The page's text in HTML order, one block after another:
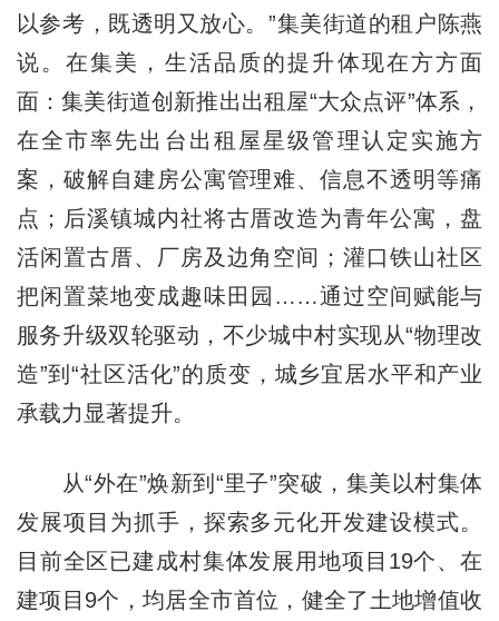
以参考，既透明又放心。”集美街道的租户陈燕
说。在集美，生活品质的提升体现在方方面
面：集美街道创新推出出租屋“大众点评”体系，
在全市率先出台出租屋星级管理认定实施方
案，破解自建房公寓管理难、信息不透明等痛
点；后溪镇城内社将古厝改造为青年公寓，盘
活闲置古厝、厂房及边角空间；灌口铁山社区
把闲置菜地变成趣味田园……通过空间赋能与
服务升级双轮驱动，不少城中村实现从“物理改
造”到“社区活化”的质变，城乡宜居水平和产业
承载力显著提升。
从“外在”焕新到“里子”突破，集美以村集体
发展项目为抓手，探索多元化开发建设模式。
目前全区已建成村集体发展用地项目19个、在
建项目9个，均居全市首位，健全了土地增值收